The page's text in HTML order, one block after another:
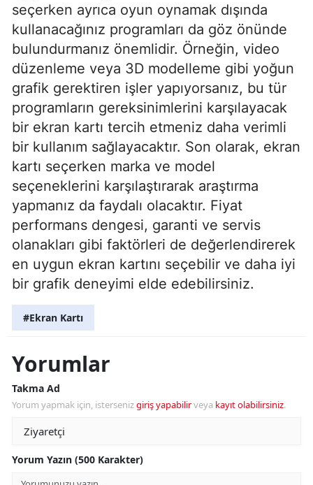
seçerken ayrıca oyun oynamak dışında
kullanacağınız programları da göz önünde
bulundurmanız önemlidir. Örneğin, video
düzenleme veya 3D modelleme gibi yoğun
grafik gerektiren işler yapıyorsanız, bu tür
programların gereksinimlerini karşılayacak
bir ekran kartı tercih etmeniz daha verimli
bir kullanım sağlayacaktır. Son olarak, ekran
kartı seçerken marka ve model
seçeneklerini karşılaştırarak araştırma
yapmanız da faydalı olacaktır. Fiyat
performans dengesi, garanti ve servis
olanakları gibi faktörleri de değerlendirerek
en uygun ekran kartını seçebilir ve daha iyi
bir grafik deneyimi elde edebilirsiniz.
#Ekran Kartı
Yorumlar
Takma Ad
Yorum yapmak için, istersenizgiriş yapabilirveya kayıt olabilirsiniz.
Yorum Yazın (500 Karakter)